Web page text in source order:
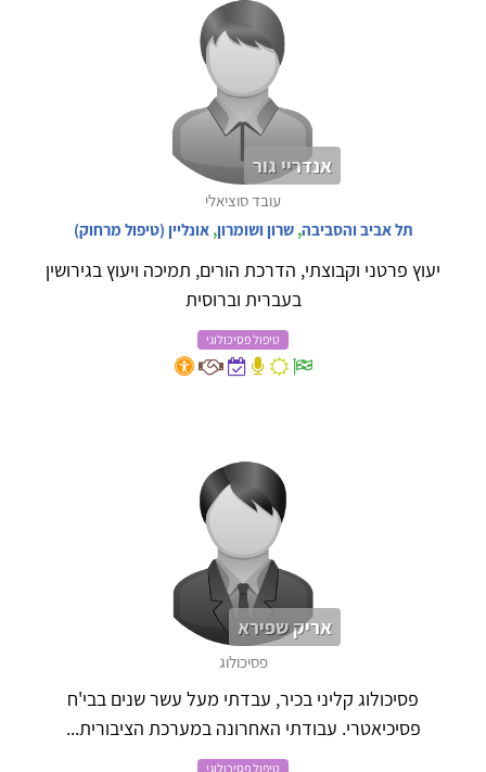
אנדריי גור
עובד סוציאלי
תל אביב והסביבה,שרון ושומרון,אונליין (טיפול מרחוק)
יעוץ פרטני וקבוצתי, הדרכת הורים, תמיכה ויעוץ בגירושין
בעברית וברוסית
טיפול פסיכולוגי
אריק שפירא
פסיכולוג
פסיכולוג קליני בכיר, עבדתי מעל עשר שנים בבי'ח
פסיכיאטרי. עבודתי האחרונה במערכת הציבורית...
טיפול פסיכולוגי